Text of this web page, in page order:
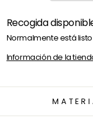
Recogida
Normalmente está
Información de la